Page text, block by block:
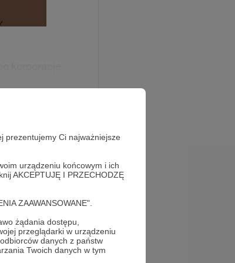
prezentujemy Ci najważniejsze
urządzeniu końcowym i ich
AKCEPTUJĘ I PRZECHODZĘ
ZAAWANSOWANE".
żądania dostępu,
przeglądarki w urządzeniu
danych z państw
Twoich danych w tym
w ręce ludzi.